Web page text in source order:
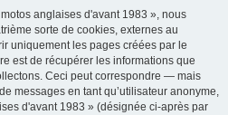
anglaises d'avant 1983 », nous
sorte de cookies, externes au
uniquement les pages créées par le
est de récupérer les informations que
Ceci peut correspondre — mais
messages en tant qu’utilisateur anonyme,
d'avant 1983 » (désignée ci-après par